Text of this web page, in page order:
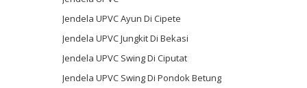
Jendela UPVC Ayun Di Cipete
Jendela UPVC Jungkit Di Bekasi
Jendela UPVC Swing Di Ciputat
Jendela UPVC Swing Di Pondok Betung